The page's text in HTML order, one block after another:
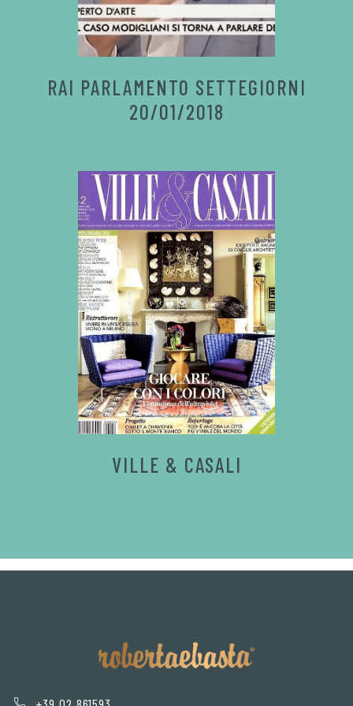
RAI PARLAMENTO SETTEGIORNI
20/01/2018
VILLE & CASALI